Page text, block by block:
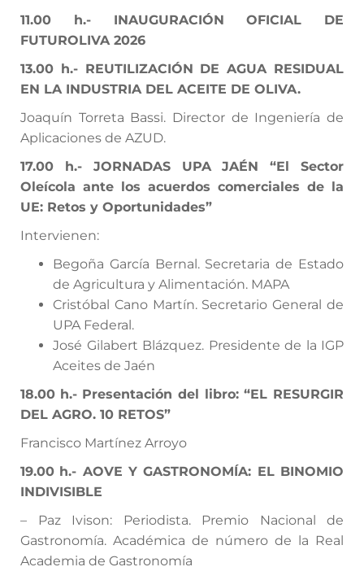
11.00 h.- INAUGURACIÓN OFICIAL DE
FUTUROLIVA 2026
13.00 h.- REUTILIZACIÓN DE AGUA RESIDUAL
EN LA INDUSTRIA DEL ACEITE DE OLIVA.
Joaquín Torreta Bassi. Director de Ingeniería de
Aplicaciones de AZUD.
17.00 h.- JORNADAS UPA JAÉN “El Sector
Oleícola ante los acuerdos comerciales de la
UE: Retos y Oportunidades”
Intervienen:
Begoña García Bernal. Secretaria de Estado
de Agricultura y Alimentación. MAPA
Cristóbal Cano Martín. Secretario General de
UPA Federal.
José Gilabert Blázquez. Presidente de la IGP
Aceites de Jaén
18.00 h.- Presentación del libro: “EL RESURGIR
DEL AGRO. 10 RETOS”
Francisco Martínez Arroyo
19.00 h.- AOVE Y GASTRONOMÍA: EL BINOMIO
INDIVISIBLE
– Paz Ivison: Periodista. Premio Nacional de
Gastronomía. Académica de número de la Real
Academia de Gastronomía